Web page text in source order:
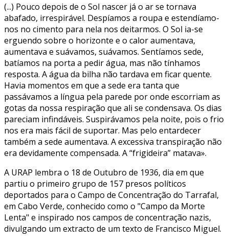
(...) Pouco depois de o Sol nascer já o ar se tornava
abafado, irrespirável. Despíamos a roupa e estendíamo-
nos no cimento para nela nos deitarmos. O Sol ia-se
erguendo sobre o horizonte e o calor aumentava,
aumentava e suávamos, suávamos. Sentíamos sede,
batíamos na porta a pedir água, mas não tínhamos
resposta. A água da bilha não tardava em ficar quente.
Havia momentos em que a sede era tanta que
passávamos a língua pela parede por onde escorriam as
gotas da nossa respiração que ali se condensava. Os dias
pareciam infindáveis. Suspirávamos pela noite, pois o frio
nos era mais fácil de suportar. Mas pelo entardecer
também a sede aumentava. A excessiva transpiração não
era devidamente compensada. A “frigideira” matava».
A URAP lembra o 18 de Outubro de 1936, dia em que
partiu o primeiro grupo de 157 presos políticos
deportados para o Campo de Concentração do Tarrafal,
em Cabo Verde, conhecido como o "Campo da Morte
Lenta" e inspirado nos campos de concentração nazis,
divulgando um extracto de um texto de Francisco Miguel.